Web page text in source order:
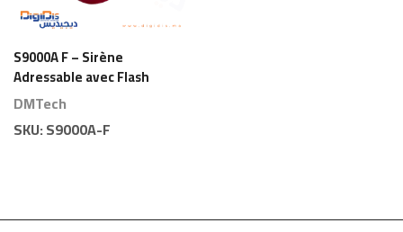
S9000A F – Sirène
Adressable avec Flash
DMTech
DMTech
SKU:S9000A-F